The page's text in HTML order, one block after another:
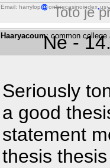
Email: harrylop onlinecasinoindex us
Toto je
Haaryacoum: common college
Ne -
Seriously
a good
statement
thesis